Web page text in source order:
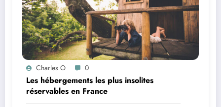
Charles O 0
Les hébergements les plus insolites
réservables en France